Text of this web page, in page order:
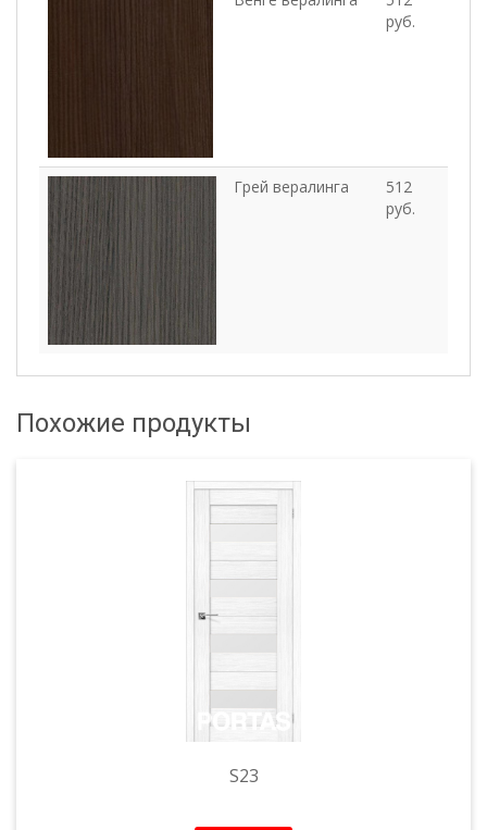
руб.
Грей вералинга
512
руб.
Похожие продукты
S23